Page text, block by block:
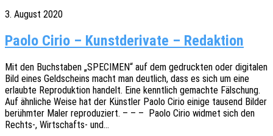
3. August 2020
Paolo Cirio – Kunstderivate – Redaktion
Mit den Buch­sta­ben „SPECIMEN“ auf dem gedruck­ten oder digi­ta­len
Bild eines Geld­scheins macht man deut­lich, dass es sich um eine
erlaub­te Repro­duk­ti­on handelt. Eine kennt­lich gemach­te Fälschung.
Auf ähnli­che Weise hat der Künst­ler Paolo Cirio einige tausend Bilder
berühm­ter Maler repro­du­ziert. – – – Paolo Cirio widmet sich den
Rechts‑, Wirt­­schafts- und…